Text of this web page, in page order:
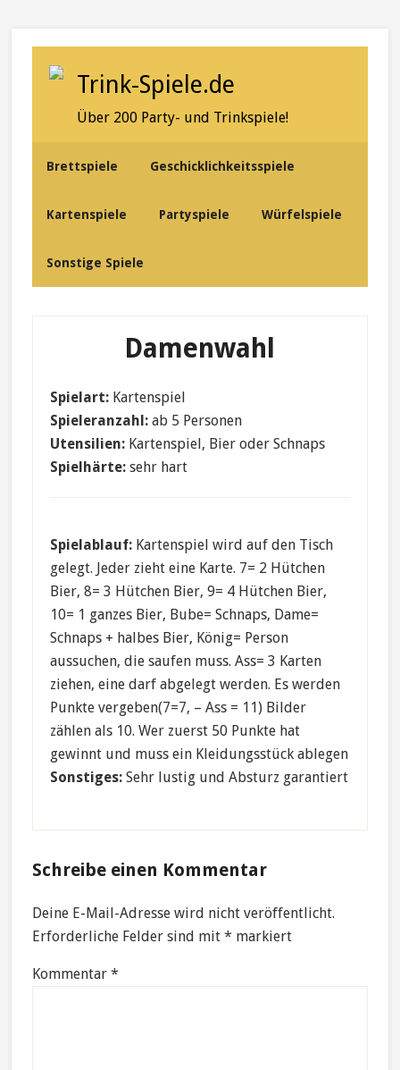
Trink-Spiele.de
Über 200 Party- und Trinkspiele!
Brettspiele Geschicklichkeitsspiele
Kartenspiele Partyspiele Würfelspiele
Sonstige Spiele
Damenwahl
Spielart:Kartenspiel
Spieleranzahl:ab 5 Personen
Utensilien:Kartenspiel, Bier oder Schnaps
Spielhärte:sehr hart
Spielablauf: Kartenspiel wird auf den Tisch
gelegt. Jeder zieht eine Karte. 7= 2 Hütchen
Bier, 8= 3 Hütchen Bier, 9= 4 Hütchen Bier,
10= 1 ganzes Bier, Bube= Schnaps, Dame=
Schnaps + halbes Bier, König= Person
aussuchen, die saufen muss. Ass= 3 Karten
ziehen, eine darf abgelegt werden. Es werden
Punkte vergeben(7=7, – Ass = 11) Bilder
zählen als 10. Wer zuerst 50 Punkte hat
gewinnt und muss ein Kleidungsstück ablegen
Sonstiges:Sehr lustig und Absturz garantiert
Reader
Schreibe einen Kommentar
Deine E-Mail-Adresse wird nicht veröffentlicht.
Erforderliche Felder sind mit * markiert
Kommentar *